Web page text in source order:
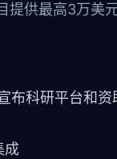
提供最高3万美
布科研平台和资
成